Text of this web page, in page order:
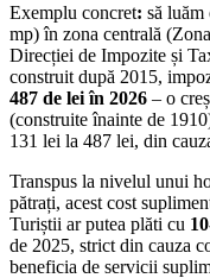
Exemplu concret: să luăm
mp) în zona centrală
Direcției de Impozite și
construit după 2015,
487 de lei în 2026 – o
(construite înainte de
131 lei la 487 lei, din
Transpus la nivelul unui
pătrați, acest cost
Turiștii ar putea plăti cu
de 2025, strict din cauza
beneficia de servicii